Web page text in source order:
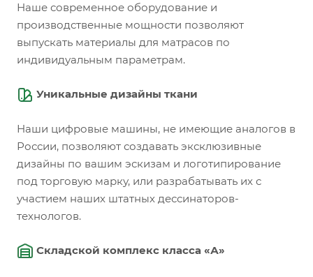
Наше современное оборудование и
производственные мощности позволяют
выпускать материалы для матрасов по
индивидуальным параметрам.
Уникальные дизайны ткани
Наши цифровые машины, не имеющие аналогов в
России, позволяют создавать эксклюзивные
дизайны по вашим эскизам и логотипирование
под торговую марку, или разрабатывать их с
участием наших штатных дессинаторов-
технологов.
Складской комплекс класса «А»